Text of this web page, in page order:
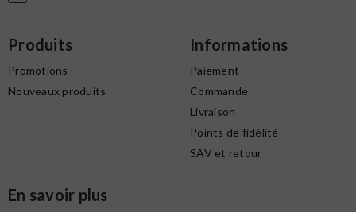
Produits
Promotions
Nouveaux produits
Informations
Paiement
Commande
Livraison
Points de fidélité
SAV et retour
En savoir plus